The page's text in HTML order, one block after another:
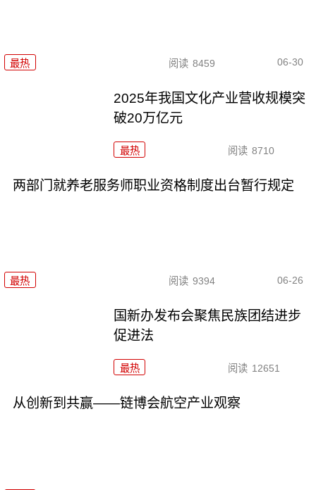
最热 阅读 8459 06-30
2025年我国文化产业营收规模突
破20万亿元
最热 阅读 8710
两部门就养老服务师职业资格制度出台暂行规定
最热 阅读 9394 06-26
国新办发布会聚焦民族团结进步
促进法
最热 阅读 12651
从创新到共赢——链博会航空产业观察